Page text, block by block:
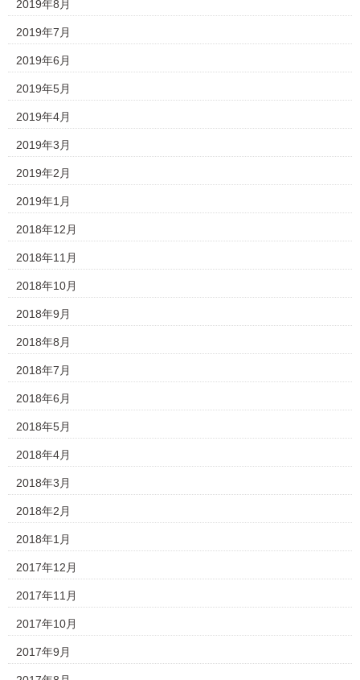
2019年8月
2019年7月
2019年6月
2019年5月
2019年4月
2019年3月
2019年2月
2019年1月
2018年12月
2018年11月
2018年10月
2018年9月
2018年8月
2018年7月
2018年6月
2018年5月
2018年4月
2018年3月
2018年2月
2018年1月
2017年12月
2017年11月
2017年10月
2017年9月